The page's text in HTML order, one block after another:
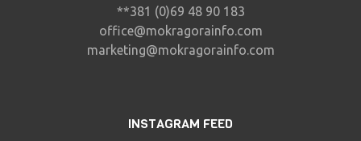
**381 (0)69 48 90 183
office@mokragorainfo.com
marketing@mokragorainfo.com
INSTAGRAM FEED